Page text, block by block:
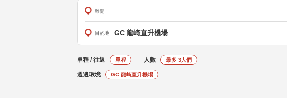
離開
目的地 GC 龍崎直升機場
單程 / 往返 單程 人數 最多 3人們
週邊環境 GC 龍崎直升機場